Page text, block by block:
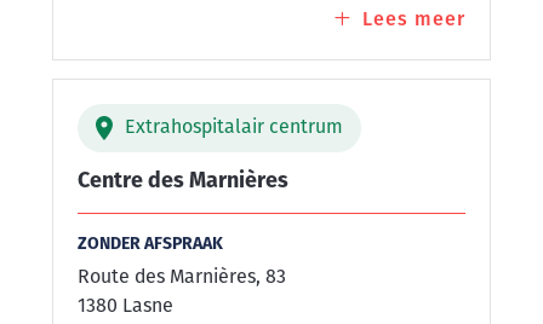
Lees meer
Cœur
Extrahospitalair centrum
Centre des Marnières
ZONDER AFSPRAAK
Route des Marnières, 83
1380 Lasne